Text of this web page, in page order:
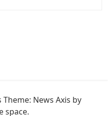
Theme: News Axis by
space.